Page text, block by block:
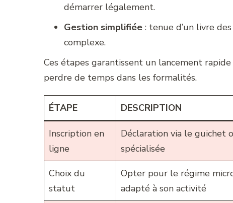
démarrer légalement.
Gestion simplifiée : tenue d’un livre
complexe.
Ces étapes garantissent un lancement
perdre de temps dans les formalités.
ÉTAPE DESCRIPTION
Inscription en
ligne
Déclaration via le guichet
spécialisée
Choix du
statut
Opter pour le régime
adapté à son activité